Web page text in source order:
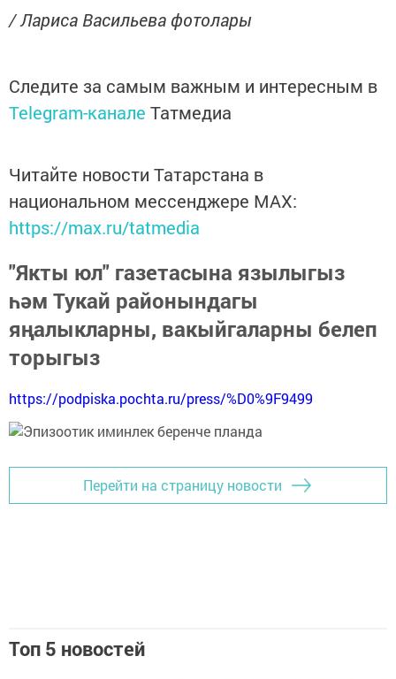
/ Лариса Васильева фотолары
Следите за самым важным и интересным в
Telegram-канале Татмедиа
Читайте новости Татарстана в
национальном мессенджере MАХ:
https://max.ru/tatmedia
"Якты юл" газетасына язылыгыз
һәм Тукай районындагы
яңалыкларны, вакыйгаларны белеп
торыгыз
https://podpiska.pochta.ru/press/%D0%9F9499
Перейти на страницу новости
Топ 5 новостей